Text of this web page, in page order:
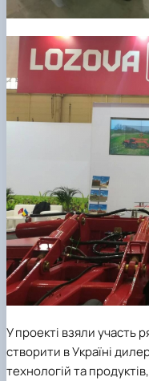
У проекті взяли участь
створити в Україні
технологій та